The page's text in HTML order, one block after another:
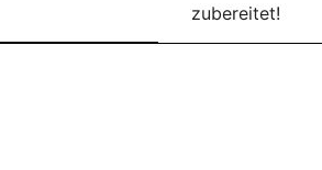
zubereitet!